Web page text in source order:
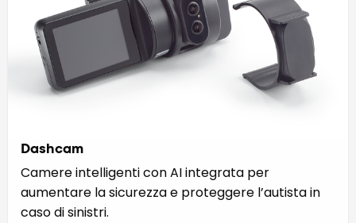
Dashcam
Camere intelligenti con AI integrata per
aumentare la sicurezza e proteggere l’autista in
caso di sinistri.